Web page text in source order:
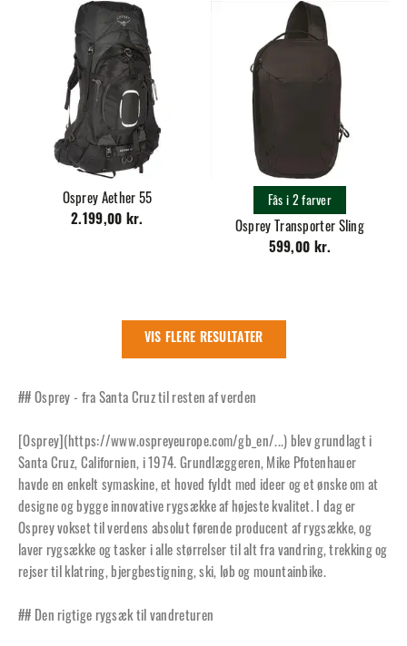
Osprey Aether 55
2.199,00 kr. Osprey Transporter Sling
599,00 kr.
Fås i 2 farver
VIS FLERE RESULTATER
## Osprey - fra Santa Cruz til resten af verden
[Osprey](https://www.ospreyeurope.com/gb_en/...) blev grundlagt i
Santa Cruz, Californien, i 1974. Grundlæggeren, Mike Pfotenhauer
havde en enkelt symaskine, et hoved fyldt med ideer og et ønske om at
designe og bygge innovative rygsække af højeste kvalitet. I dag er
Osprey vokset til verdens absolut førende producent af rygsække, og
laver rygsække og tasker i alle størrelser til alt fra vandring, trekking og
rejser til klatring, bjergbestigning, ski, løb og mountainbike.
## Den rigtige rygsæk til vandreturen